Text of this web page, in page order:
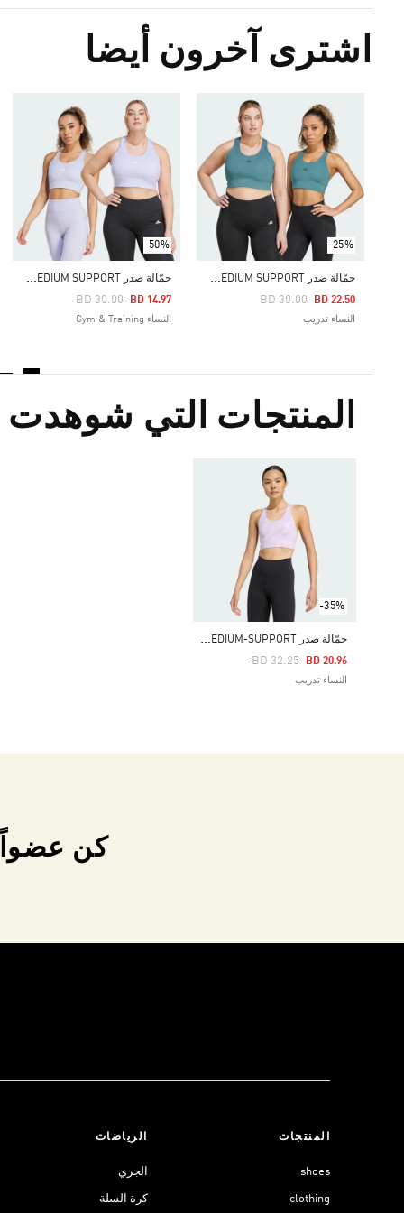
اشترى آخرون أيضا
-25%
ح
مّالة صدر RUN POCKET MEDIUM SUPPORT
Price Reduced From
BD 30.00
To BD 22.50
النساء تدريب
-50%
ح
مّالة صدر RUN POCKET MEDIUM SUPPORT
Price Reduced From
BD 30.00
To BD 14.97
النساء Gym & Training
المنتجات التي شوهدت
-35%
ح
مّالة صدر RUN POCKET MEDIUM-SUPPORT بطبعة على كاملها
Price Reduced From
BD 32.25
To BD 20.96
النساء تدريب
كن عضواً
المنتجات
shoes
clothing
الرياضات
الجري
كرة السلة